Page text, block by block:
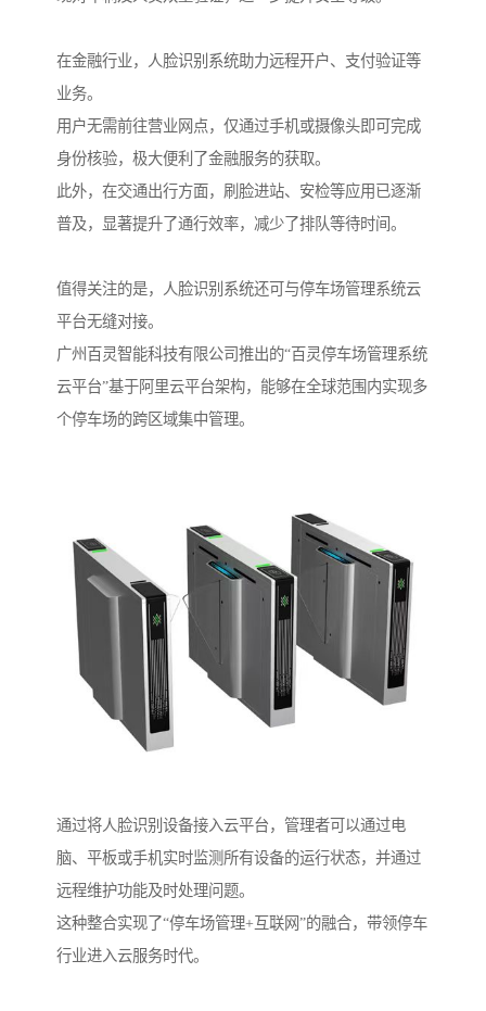
在金融行业，人脸识别系统助力远程开户、支付验证等
业务。
用户无需前往营业网点，仅通过手机或摄像头即可完成
身份核验，极大便利了金融服务的获取。
此外，在交通出行方面，刷脸进站、安检等应用已逐渐
普及，显著提升了通行效率，减少了排队等待时间。
值得关注的是，人脸识别系统还可与停车场管理系统云
平台无缝对接。
广州百灵智能科技有限公司推出的“百灵停车场管理系统
云平台”基于阿里云平台架构，能够在全球范围内实现多
个停车场的跨区域集中管理。
通过将人脸识别设备接入云平台，管理者可以通过电
脑、平板或手机实时监测所有设备的运行状态，并通过
远程维护功能及时处理问题。
这种整合实现了“停车场管理+互联网”的融合，带领停车
行业进入云服务时代。